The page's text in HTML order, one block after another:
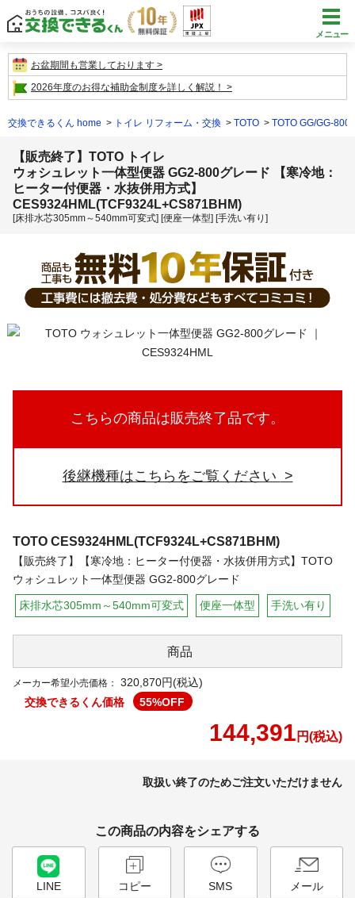
メニュー
お盆期間も営業しております
2026年度のお得な補助金制度を詳しく解説！
交換できるくん home トイレ リフォーム・交換 TOTO TOTO GG/GG-800
【販売終了】TOTO トイレ
ウォシュレット一体型便器 GG2-800グレード 【寒冷地：
ヒーター付便器・水抜併用方式】
CES9324HML(TCF9324L+CS871BHM)
[床排水芯305mm～540mm可変式] [便座一体型] [手洗い有り]
こちらの商品は販売終了品です。
後継機種はこちらをご覧ください
TOTO CES9324HML(TCF9324L+CS871BHM)
【販売終了】【寒冷地：ヒーター付便器・水抜併用方式】TOTO
ウォシュレット一体型便器 GG2-800グレード
床排水芯305mm～540mm可変式 便座一体型 手洗い有り
商品
メーカー希望小売価格：
320,870円(税込)
交換できるくん価格
55%OFF
144,391 円(税込)
取扱い終了のためご注文いただけません
この商品の内容をシェアする
LINE コピー SMS メール